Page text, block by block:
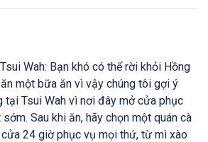
Wah: Bạn khó có thể rời khỏi Hồng
một bữa ăn vì vậy chúng tôi gợi ý
tại Tsui Wah vì nơi đây mở cửa phục
Sau khi ăn, hãy chọn một quán cà
24 giờ phục vụ mọi thứ, từ mì xào